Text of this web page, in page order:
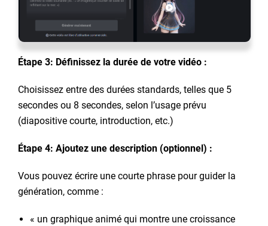
Étape 3: Définissez la durée de votre vidéo :
Choisissez entre des durées standards, telles que 5
secondes ou 8 secondes, selon l’usage prévu
(diapositive courte, introduction, etc.)
Étape 4: Ajoutez une description (optionnel) :
Vous pouvez écrire une courte phrase pour guider la
génération, comme :
« un graphique animé qui montre une croissance